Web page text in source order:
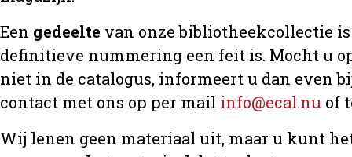
Een gedeelte van onze bibliotheekcollectie
definitieve nummering een feit is. Mocht u
niet in de catalogus, informeert u dan even
contact met ons op per mail info@ecal.nu of
Wij lenen geen materiaal uit, maar u kunt